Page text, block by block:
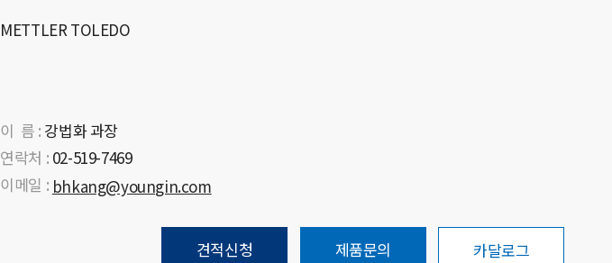
METTLER TOLEDO
이 름 : 강법화 과장
연락처 : 02-519-7469
이메일 : bhkang@youngin.com
견적신청 제품문의 카달로그